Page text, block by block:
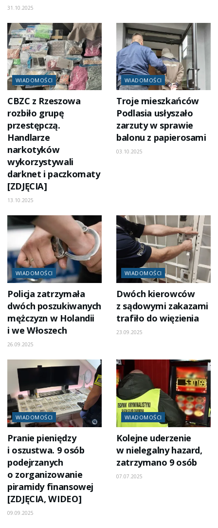
31.10.2025
WIADOMOŚCI
CBZC z Rzeszowa
rozbiło grupę
przestępczą.
Handlarze
narkotyków
wykorzystywali
darknet i paczkomaty
[ZDJĘCIA]
13.10.2025
WIADOMOŚCI
Troje mieszkańców
Podlasia usłyszało
zarzuty w sprawie
balonu z papierosami
03.10.2025
WIADOMOŚCI
Policja zatrzymała
dwóch poszukiwanych
mężczyzn w Holandii
i we Włoszech
26.09.2025
WIADOMOŚCI
Dwóch kierowców
z sądowymi zakazami
trafiło do więzienia
23.09.2025
WIADOMOŚCI
Pranie pieniędzy
i oszustwa. 9 osób
podejrzanych
o zorganizowanie
piramidy finansowej
[ZDJĘCIA, WIDEO]
09.09.2025
WIADOMOŚCI
Kolejne uderzenie
w nielegalny hazard,
zatrzymano 9 osób
07.07.2025